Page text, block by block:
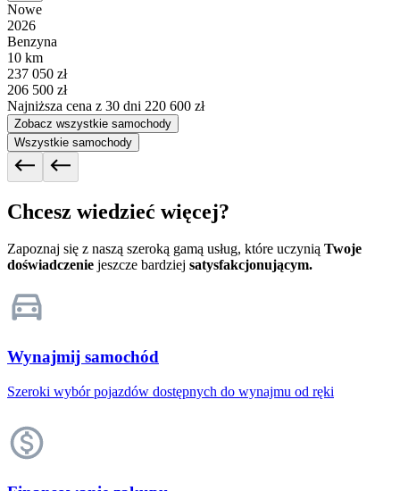
Nowe
2026
Benzyna
10 km
237 050 zł
206 500 zł
Najniższa cena z 30 dni 220 600 zł
Zobacz wszystkie samochody
Wszystkie samochody
Chcesz wiedzieć więcej?
Zapoznaj się z naszą szeroką gamą usług, które uczynią Twoje
doświadczenie jeszcze bardziej satysfakcjonującym.
Wynajmij samochód
Szeroki wybór pojazdów dostępnych do wynajmu od ręki